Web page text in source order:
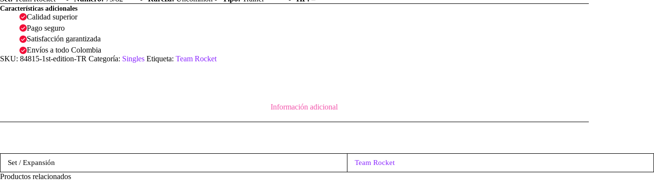
Características adicionales
Calidad superior
Pago seguro
Satisfacción garantizada
Envíos a todo Colombia
SKU: 84815-1st-edition-TR Categoría: Singles Etiqueta: Team Rocket
Información adicional
Set / Expansión Team Rocket
Productos relacionados